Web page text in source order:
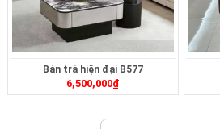
Bàn trà hiện đại B577
6,500,000₫